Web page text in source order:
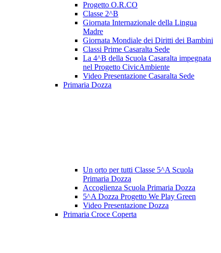
Progetto O.R.CO
Classe 2^B
Giornata Internazionale della Lingua
Madre
Giornata Mondiale dei Diritti dei Bambini
Classi Prime Casaralta Sede
La 4^B della Scuola Casaralta impegnata
nel Progetto CivicAmbiente
Video Presentazione Casaralta Sede
Primaria Dozza
Un orto per tutti Classe 5^A Scuola
Primaria Dozza
Accoglienza Scuola Primaria Dozza
5^A Dozza Progetto We Play Green
Video Presentazione Dozza
Primaria Croce Coperta